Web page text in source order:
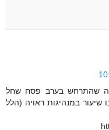
שהתרחש בערב פסח שחל
את כולנו שיעור במנהיגות ראויה (הלל